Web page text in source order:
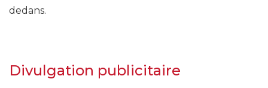
dedans.
Divulgation publicitaire